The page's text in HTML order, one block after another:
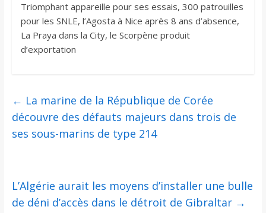
Triomphant appareille pour ses essais, 300 patrouilles
pour les SNLE, l’Agosta à Nice après 8 ans d’absence,
La Praya dans la City, le Scorpène produit
d’exportation
← La marine de la République de Corée
découvre des défauts majeurs dans trois de
ses sous-marins de type 214
L’Algérie aurait les moyens d’installer une bulle
de déni d’accès dans le détroit de Gibraltar →